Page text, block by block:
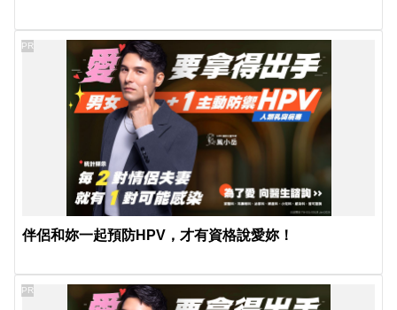
伴侶和妳一起預防HPV，才有資格說愛妳！
PR
PR